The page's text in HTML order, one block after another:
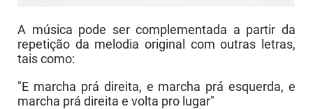
A música pode ser complementada a partir da
repetição da melodia original com outras letras,
tais como:
"E marcha prá direita, e marcha prá esquerda, e
marcha prá direita e volta pro lugar"